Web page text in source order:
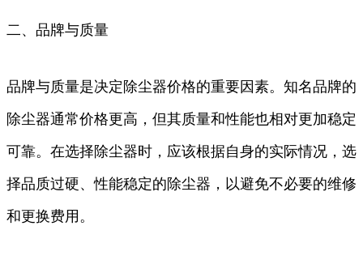
二、品牌与质量
品牌与质量是决定除尘器价格的重要因素。知名品牌的
除尘器通常价格更高，但其质量和性能也相对更加稳定
可靠。在选择除尘器时，应该根据自身的实际情况，选
择品质过硬、性能稳定的除尘器，以避免不必要的维修
和更换费用。